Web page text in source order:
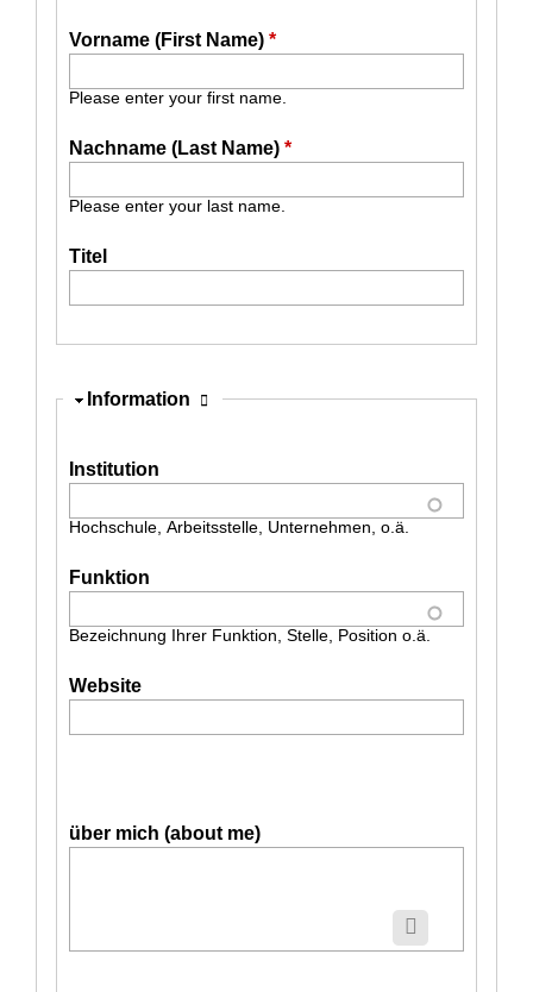
Vorname (First Name) *
Please enter your first name.
Nachname (Last Name) *
Please enter your last name.
Titel
Ausblenden
Information
Institution
Hochschule, Arbeitsstelle, Unternehmen, o.ä.
Funktion
Bezeichnung Ihrer Funktion, Stelle, Position o.ä.
Website
über mich (about me)